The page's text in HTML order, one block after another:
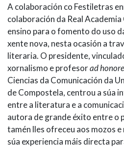
A colaboración co Festiletras
colaboración da Real
ensino para o fomento do uso
xente nova, nesta ocasión a
literaria. O presidente,
xornalismo e profesorad
Ciencias da Comunicación da
de Compostela, centrou a súa
entre a literatura e a
autora de grande éxito entre o
tamén lles ofreceu aos mozos e
súa experiencia máis directa